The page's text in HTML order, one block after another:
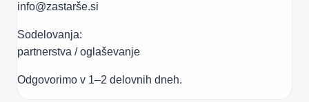
info@zastarše.si
Sodelovanja:
partnerstva / oglaševanje
Odgovorimo v 1–2 delovnih dneh.